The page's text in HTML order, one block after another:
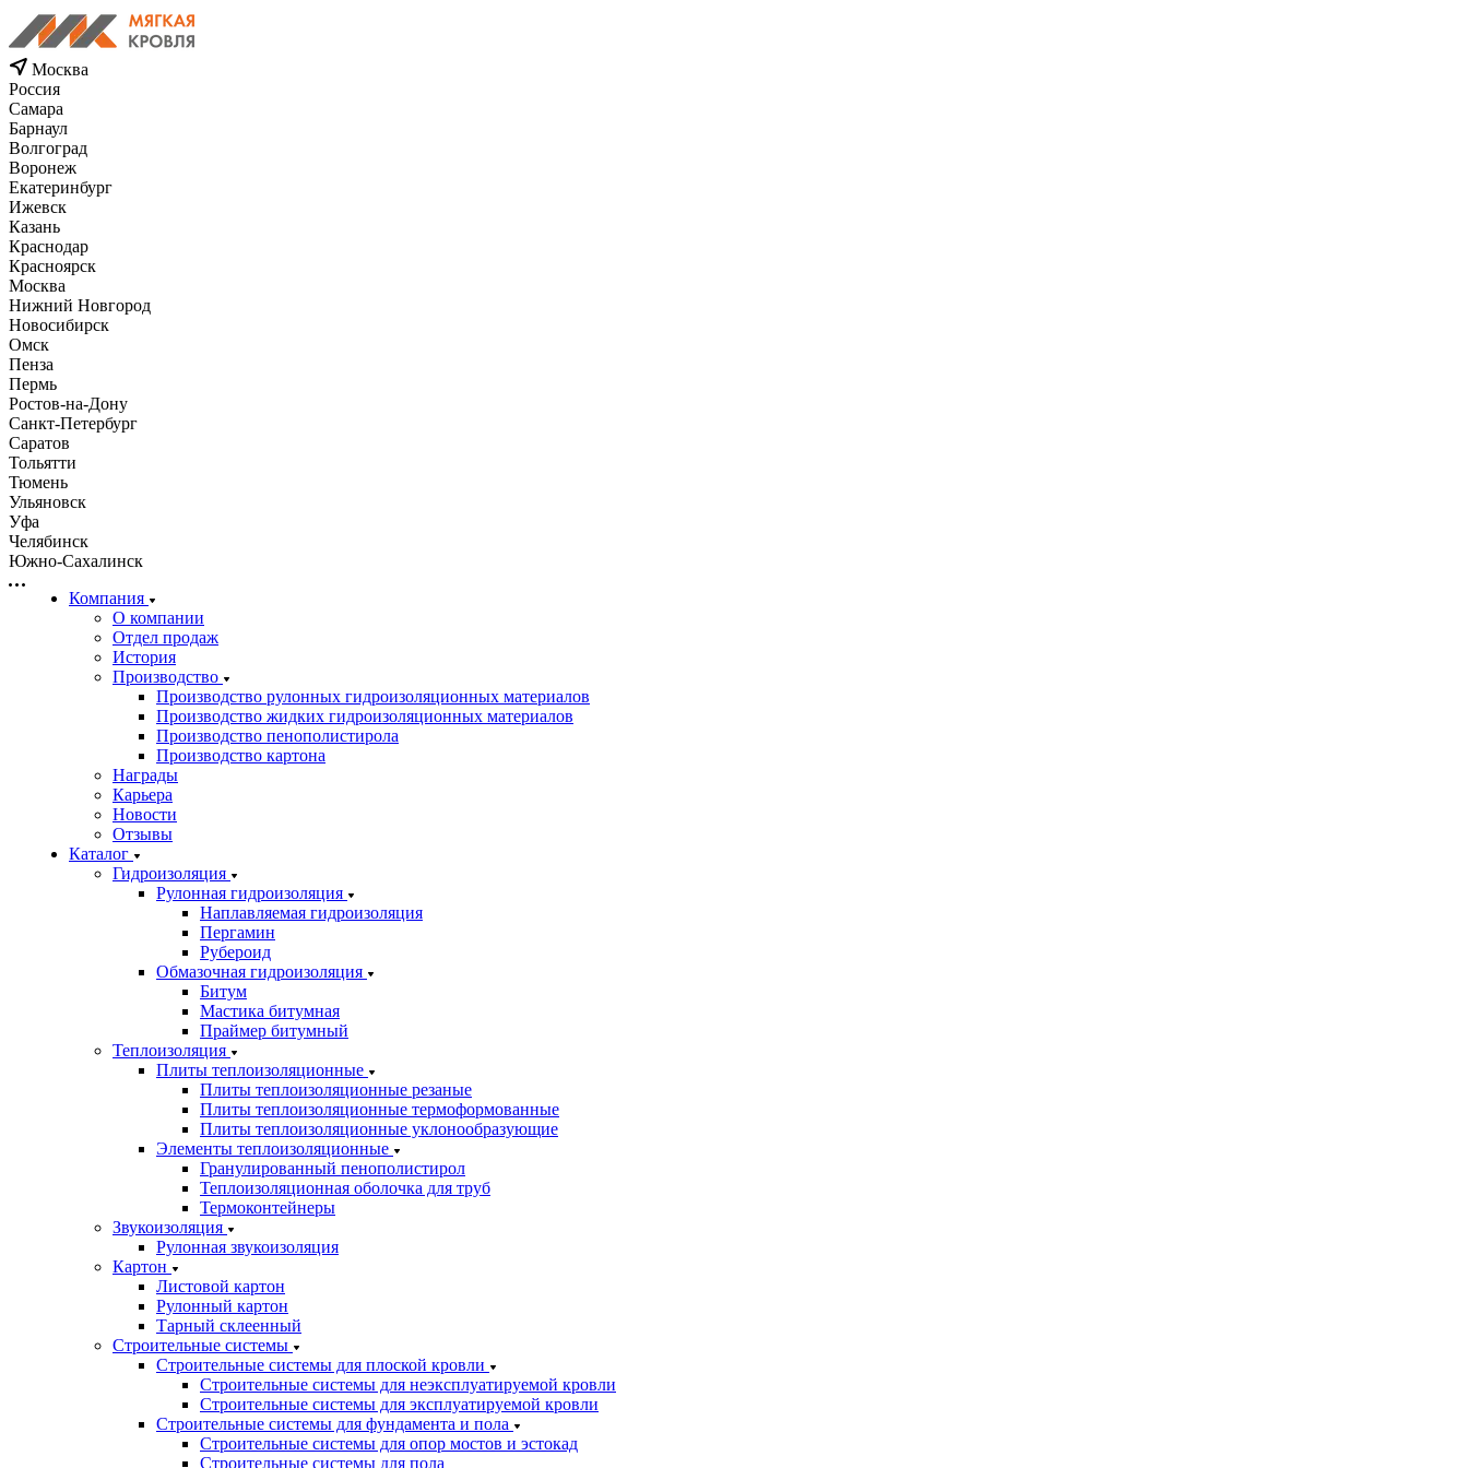
Москва
Россия
Самара
Барнаул
Волгоград
Воронеж
Екатеринбург
Ижевск
Казань
Краснодар
Красноярск
Москва
Нижний Новгород
Новосибирск
Омск
Пенза
Пермь
Ростов-на-Дону
Санкт-Петербург
Саратов
Тольятти
Тюмень
Ульяновск
Уфа
Челябинск
Южно-Сахалинск
Компания
О компании
Отдел продаж
История
Производство
Производство рулонных гидроизоляционных материалов
Производство жидких гидроизоляционных материалов
Производство пенополистирола
Производство картона
Награды
Карьера
Новости
Отзывы
Каталог
Гидроизоляция
Рулонная гидроизоляция
Наплавляемая гидроизоляция
Пергамин
Рубероид
Обмазочная гидроизоляция
Битум
Мастика битумная
Праймер битумный
Теплоизоляция
Плиты теплоизоляционные
Плиты теплоизоляционные резаные
Плиты теплоизоляционные термоформованные
Плиты теплоизоляционные уклонообразующие
Элементы теплоизоляционные
Гранулированный пенополистирол
Теплоизоляционная оболочка для труб
Термоконтейнеры
Звукоизоляция
Рулонная звукоизоляция
Картон
Листовой картон
Рулонный картон
Тарный склеенный
Строительные системы
Строительные системы для плоской кровли
Строительные системы для неэксплуатируемой кровли
Строительные системы для эксплуатируемой кровли
Строительные системы для фундамента и пола
Строительные системы для опор мостов и эстокад
Строительные системы для пола